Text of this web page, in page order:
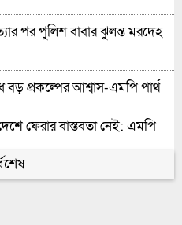
কেন্দ্র করে গুলিবিদ্ধ-১
মাঝে করিম-বানু ফাউন্ডেশনের
বিতরণ
পর পুলিশ বাবার ঝুলন্ত মরদেহ
বড় প্রকল্পের আশ্বাস-এমপি পার্থ
ফেরার বাস্তবতা নেই: এমপি
চলছে ভোলার গুরুত্বপূর্ণ অফিসের